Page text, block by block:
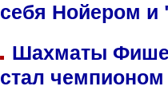
себя Нойером и
Шахматы
стал